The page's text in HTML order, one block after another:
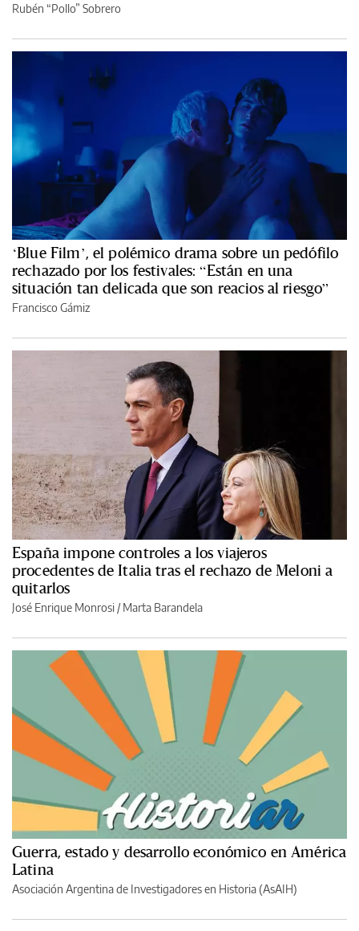
Rubén “Pollo” Sobrero
‘Blue Film’, el polémico drama sobre un pedófilo
rechazado por los festivales: “Están en una
situación tan delicada que son reacios al riesgo”
Francisco Gámiz
España impone controles a los viajeros
procedentes de Italia tras el rechazo de Meloni a
quitarlos
José Enrique Monrosi / Marta Barandela
Guerra, estado y desarrollo económico en América
Latina
Asociación Argentina de Investigadores en Historia (AsAIH)